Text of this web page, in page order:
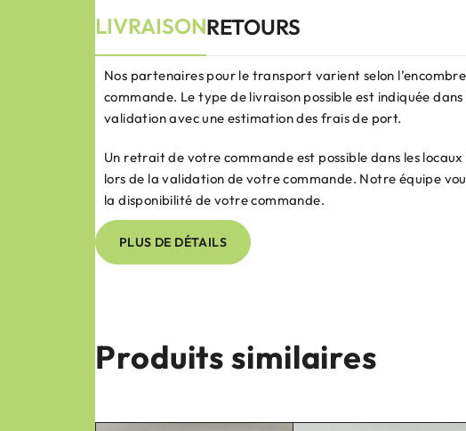
LIVRAISONRETOURS
Nos partenaires pour le transport varient selon
commande. Le type de livraison possible est indiquée
validation avec une estimation des frais de port.
Un retrait de votre commande est possible dans les
lors de la validation de votre commande. Notre équipe
la disponibilité de votre commande.
PLUS DE DÉTAILS
Produits similaires